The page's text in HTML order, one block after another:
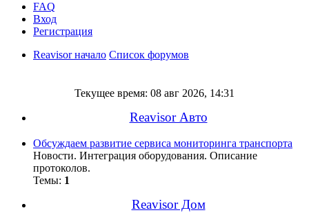
FAQ
Вход
Регистрация
Reavisor начало Список форумов
Текущее время: 08 авг 2026, 14:31
Reavisor Авто
Обсуждаем развитие сервиса мониторинга транспорта
Новости. Интеграция оборудования. Описание
протоколов.
Темы: 1
Reavisor Дом